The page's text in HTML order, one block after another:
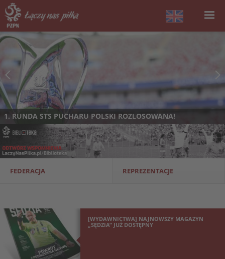
1. RUNDA STS PUCHARU POLSKI ROZLOSOWANA!
FEDERACJA REPREZENTACJE
[WYDAWNICTWA] NAJNOWSZY MAGAZYN
„SĘDZIA” JUŻ DOSTĘPNY